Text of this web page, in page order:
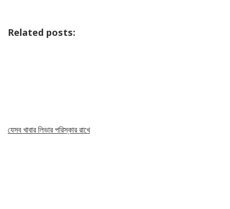
Related posts:
যেসব খাবার লিভার পরিস্কার রাখে